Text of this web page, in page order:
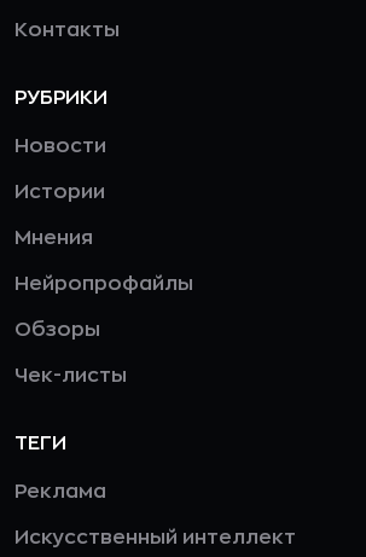
Контакты
РУБРИКИ
Новости
Истории
Мнения
Нейропрофайлы
Обзоры
Чек-листы
ТЕГИ
Реклама
Искусственный интеллект